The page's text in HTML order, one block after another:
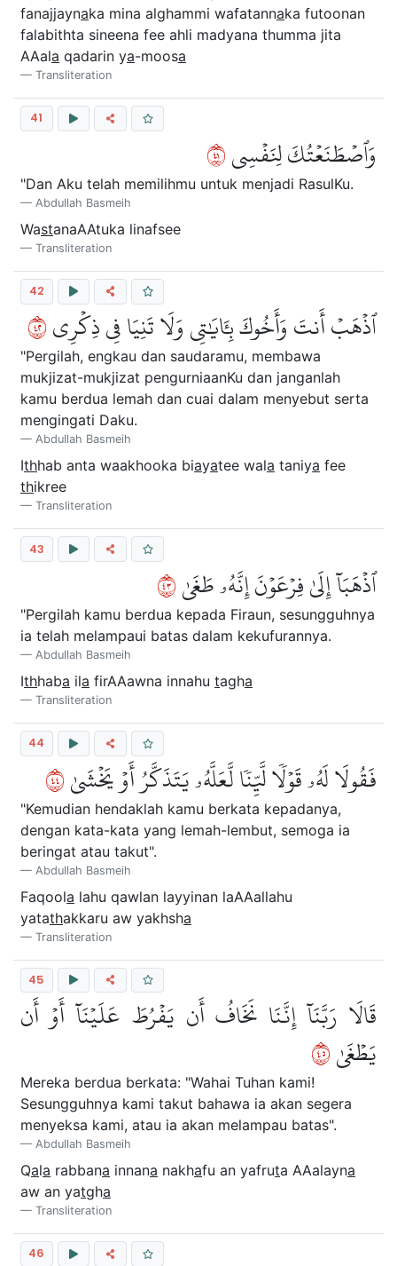
fanajjaynaka mina alghammi wafatannaka futoonan
falabithta sineena fee ahli madyana thumma jita
AAala qadarin ya-moosa
Transliteration
41
وَٱصۡطَنَعۡتُكَ لِنَفۡسِي١٤
"Dan Aku telah memilihmu untuk menjadi RasulKu.
Abdullah Basmeih
WastanaAAtuka linafsee
Transliteration
42
ٱذۡهَبۡ أَنتَ وَأَخُوكَ بِـَٔايَٰتِي وَلَا تَنِيَا فِي ذِكۡرِي٢٤
"Pergilah, engkau dan saudaramu, membawa
mukjizat-mukjizat pengurniaanKu dan janganlah
kamu berdua lemah dan cuai dalam menyebut serta
mengingati Daku.
Abdullah Basmeih
Ithhab anta waakhooka biayatee wala taniya fee
thikree
Transliteration
43
ٱذۡهَبَآ إِلَىٰ فِرۡعَوۡنَ إِنَّهُۥ طَغَىٰ٣٤
"Pergilah kamu berdua kepada Firaun, sesungguhnya
ia telah melampaui batas dalam kekufurannya.
Abdullah Basmeih
Ithhaba ila firAAawna innahu tagha
Transliteration
44
فَقُولَا لَهُۥ قَوۡلٗا لَّيِّنٗا لَّعَلَّهُۥ يَتَذَكَّرُ أَوۡ يَخۡشَىٰ٤٤
"Kemudian hendaklah kamu berkata kepadanya,
dengan kata-kata yang lemah-lembut, semoga ia
beringat atau takut".
Abdullah Basmeih
Faqoola lahu qawlan layyinan laAAallahu
yatathakkaru aw yakhsha
Transliteration
45
قَالَا رَبَّنَآ إِنَّنَا نَخَافُ أَن يَفۡرُطَ عَلَيۡنَآ أَوۡ أَن
يَطۡغَىٰ٥٤
Mereka berdua berkata: "Wahai Tuhan kami!
Sesungguhnya kami takut bahawa ia akan segera
menyeksa kami, atau ia akan melampau batas".
Abdullah Basmeih
Qala rabbana innana nakhafu an yafruta AAalayna
aw an yatgha
Transliteration
46